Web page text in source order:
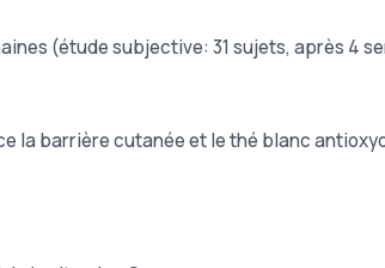
(étude subjective: 31 sujets, après 4
la barrière cutanée et le thé blanc